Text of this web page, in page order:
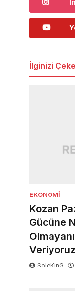
İlginizi
EKONOMI
Kozan
Gücüne
SoleKinG